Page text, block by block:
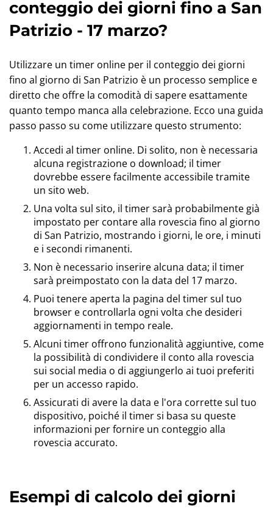
conteggio dei giorni fino a San
Patrizio - 17 marzo?
Utilizzare un timer online per il conteggio dei giorni
fino al giorno di San Patrizio è un processo semplice e
diretto che offre la comodità di sapere esattamente
quanto tempo manca alla celebrazione. Ecco una guida
passo passo su come utilizzare questo strumento:
Accedi al timer online. Di solito, non è necessaria
alcuna registrazione o download; il timer
dovrebbe essere facilmente accessibile tramite
un sito web.
Una volta sul sito, il timer sarà probabilmente già
impostato per contare alla rovescia fino al giorno
di San Patrizio, mostrando i giorni, le ore, i minuti
e i secondi rimanenti.
Non è necessario inserire alcuna data; il timer
sarà preimpostato con la data del 17 marzo.
Puoi tenere aperta la pagina del timer sul tuo
browser e controllarla ogni volta che desideri
aggiornamenti in tempo reale.
Alcuni timer offrono funzionalità aggiuntive, come
la possibilità di condividere il conto alla rovescia
sui social media o di aggiungerlo ai tuoi preferiti
per un accesso rapido.
Assicurati di avere la data e l'ora corrette sul tuo
dispositivo, poiché il timer si basa su queste
informazioni per fornire un conteggio alla
rovescia accurato.
Esempi di calcolo dei giorni